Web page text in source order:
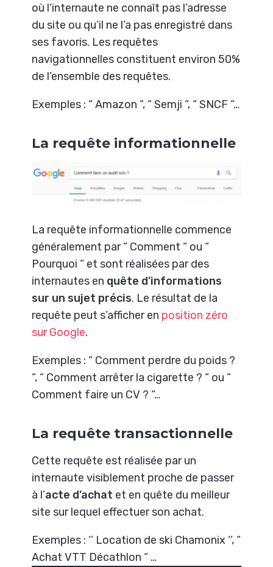
où l’internaute ne connaît pas l’adresse
du site ou qu’il ne l’a pas enregistré dans
ses favoris. Les requêtes
navigationnelles constituent environ 50%
de l’ensemble des requêtes.
Exemples : “ Amazon “, “ Semji “, “ SNCF “…
La requête informationnelle
La requête informationnelle commence
généralement par “ Comment “ ou “
Pourquoi “ et sont réalisées par des
internautes en quête d’informations
sur un sujet précis. Le résultat de la
requête peut s’afficher en position zéro
sur Google.
Exemples : “ Comment perdre du poids ?
“, “ Comment arrêter la cigarette ? “ ou “
Comment faire un CV ? “…
La requête transactionnelle
Cette requête est réalisée par un
internaute visiblement proche de passer
à l’acte d’achat et en quête du meilleur
site sur lequel effectuer son achat.
Exemples : ‘’ Location de ski Chamonix ‘’, “
Achat VTT Décathlon “ …